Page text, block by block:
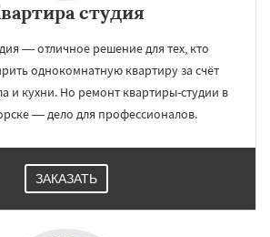
студия
— отличное решение для тех, кто
однокомнатную квартиру за счёт
и кухни. Но ремонт квартиры-студии в
— дело для профессионалов.
ЗАКАЗАТЬ